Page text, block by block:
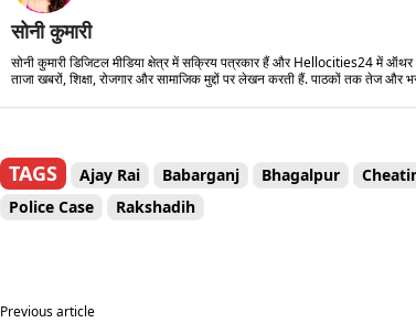
सोनी कुमारी
सोनी कुमारी डिजिटल मीडिया क्षेत्र में सक्रिय पत्रकार हैं और Hellocities24 में
ताजा खबरों, शिक्षा, रोजगार और सामाजिक मुद्दों पर लेखन करती हैं. पाठकों तक तेज और
TAGS Ajay Rai Babarganj Bhagalpur
Police Case
Rakshadih
Previous article